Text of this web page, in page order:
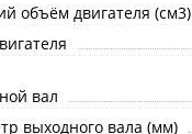
объём двигателя (см3)
вал
выходного вала (мм)